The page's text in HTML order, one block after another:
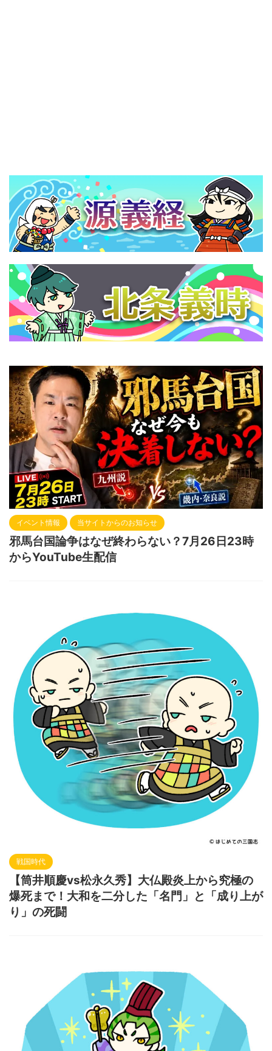
イベント情報 当サイトからのお知らせ
邪馬台国論争はなぜ終わらない？7月26日23時
からYouTube生配信
戦国時代
【筒井順慶vs松永久秀】大仏殿炎上から究極の
爆死まで！大和を二分した「名門」と「成り上が
り」の死闘